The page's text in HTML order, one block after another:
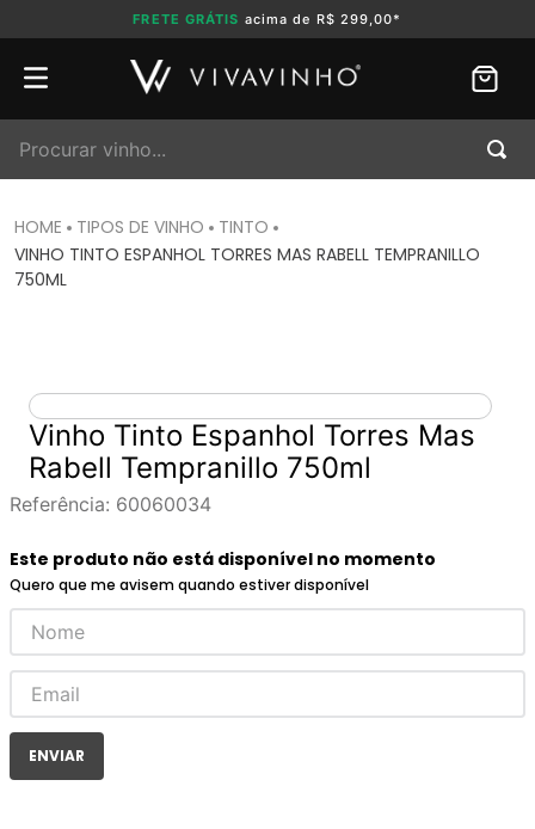
FRETE GRÁTIS acima de R$ 299,00*
TIPOS DE VINHO
TINTO
VINHO TINTO ESPANHOL TORRES MAS RABELL TEMPRANILLO
750ML
Vinho Tinto Espanhol Torres Mas
Rabell Tempranillo 750ml
Referência: 60060034
Este produto não está disponível no momento
Quero que me avisem quando estiver disponível
ENVIAR